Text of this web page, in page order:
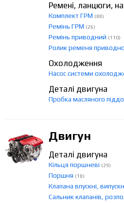
Ремені, ланцюги,
Комплект ГРМ (88)
Ремінь ГРМ (26)
Ремінь приводний (110)
Ролик ременя
Охолодження
Насос системи
Деталі двигуна
Пробка масляного
Двигун
Деталі двигуна
Кільця поршневі (29)
Поршня (18)
Клапана впускні,
Сальник клапанів,